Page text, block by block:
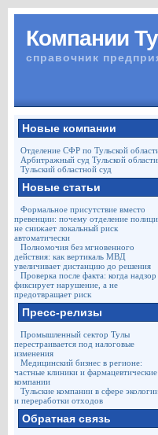
Компании
справочник
Новые компании
Отделение СФР по Тульской
Арбитражный суд Тульской области
Тульский областной суд
Новые статьи
Формальное присутствие вместо
превенции: почему отделение
не снижает локальный риск
автоматически
Полномочия без мгновенного
действия: как вертикаль МВД
увеличивает дистанцию до решения
Проверка после факта: когда надзор
фиксирует нарушение, а не
предотвращает риск
Пресс-релизы
Промышленный сектор Тулы
перестраивается под налоговые
изменения
Медицинский бизнес в регионе:
частные клиники и фармацевтические
компании
Тульские компании в сфере
и переработки отходов
Обратная связь